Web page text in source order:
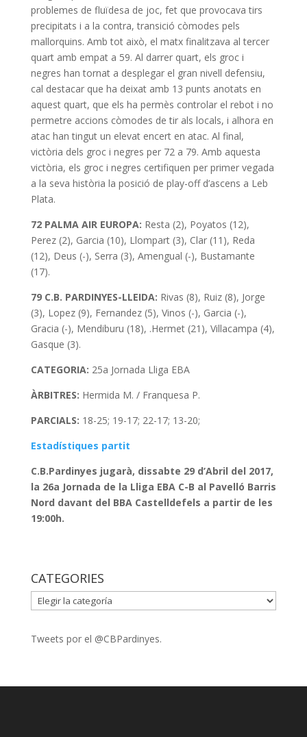
problemes de fluïdesa de joc, fet que provocava tirs
precipitats i a la contra, transició còmodes pels
mallorquins. Amb tot això, el matx finalitzava al tercer
quart amb empat a 59. Al darrer quart, els groc i
negres han tornat a desplegar el gran nivell defensiu,
cal destacar que ha deixat amb 13 punts anotats en
aquest quart, que els ha permès controlar el rebot i no
permetre accions còmodes de tir als locals, i alhora en
atac han tingut un elevat encert en atac. Al final,
victòria dels groc i negres per 72 a 79. Amb aquesta
victòria, els groc i negres certifiquen per primer vegada
a la seva història la posició de play-off d’ascens a Leb
Plata.
72 PALMA AIR EUROPA: Resta (2), Poyatos (12),
Perez (2), Garcia (10), Llompart (3), Clar (11), Reda
(12), Deus (-), Serra (3), Amengual (-), Bustamante
(17).
79 C.B. PARDINYES-LLEIDA: Rivas (8), Ruiz (8), Jorge
(3), Lopez (9), Fernandez (5), Vinos (-), Garcia (-),
Gracia (-), Mendiburu (18), .Hermet (21), Villacampa (4),
Gasque (3).
CATEGORIA: 25a Jornada Lliga EBA
ÀRBITRES: Hermida M. / Franquesa P.
PARCIALS: 18-25; 19-17; 22-17; 13-20;
Estadístiques partit
C.B.Pardinyes jugarà, dissabte 29 d’Abril del 2017,
la 26a Jornada de la Lliga EBA C-B al Pavelló Barris
Nord davant del BBA Castelldefels a partir de les
19:00h.
CATEGORIES
CATEGORIES
Tweets por el @CBPardinyes.